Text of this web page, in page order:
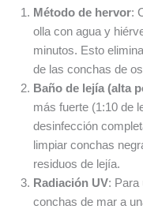
Método de hervor:
olla con agua y
minutos. Esto
de las conchas de
Baño de lejía (alta
más fuerte (1:10 de
desinfección
limpiar conchas
residuos de lejía.
Radiación UV: Para
conchas de mar a